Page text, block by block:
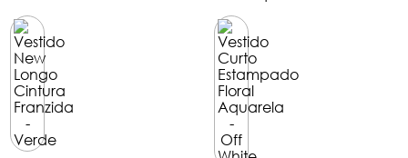
Vestido New Longo Cintura
Franzida - Verde
R$ 179,99
Vestido Curto Estampado Floral
Aquarela - Off White
R$ 169,
R$ 79,99 1